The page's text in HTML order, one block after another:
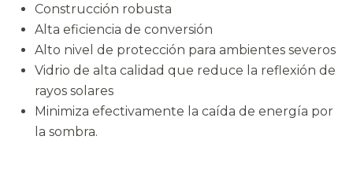
Construcción robusta
Alta eficiencia de conversión
Alto nivel de protección para ambientes severos
Vidrio de alta calidad que reduce la reflexión de
rayos solares
Minimiza efectivamente la caída de energía por
la sombra.